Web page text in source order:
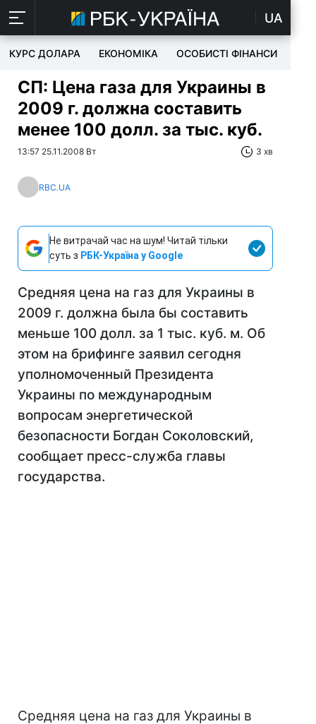
UA
КУРС ДОЛАРА ЕКОНОМІКА ОСОБИСТІ ФІНАНСИ
СП: Цена газа для Украины в
2009 г. должна составить
менее 100 долл. за тыс. куб.
13:57 25.11.2008 Вт 3 хв
RBC.UA
Не витрачай час на шум! Читай тільки
суть з РБК-Україна у Google
Средняя цена на газ для Украины в
2009 г. должна была бы составить
меньше 100 долл. за 1 тыс. куб. м. Об
этом на брифинге заявил сегодня
уполномоченный Президента
Украины по международным
вопросам энергетической
безопасности Богдан Соколовский,
сообщает пресс-служба главы
государства.
Средняя цена на газ для Украины в